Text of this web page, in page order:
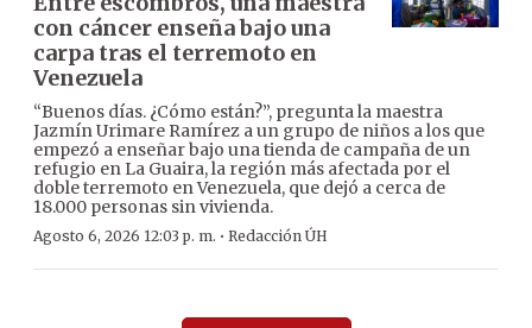
con cáncer enseña bajo una
carpa tras el terremoto en
Venezuela
“Buenos días. ¿Cómo están?”, pregunta la maestra
Jazmín Urimare Ramírez a un grupo de niños a los que
empezó a enseñar bajo una tienda de campaña de un
refugio en La Guaira, la región más afectada por el
doble terremoto en Venezuela, que dejó a cerca de
18.000 personas sin vivienda.
Agosto 6, 2026 12:03 p. m. · Redacción ÚH